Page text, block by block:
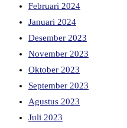
Februari 2024
Januari 2024
Desember 2023
November 2023
Oktober 2023
September 2023
Agustus 2023
Juli 2023